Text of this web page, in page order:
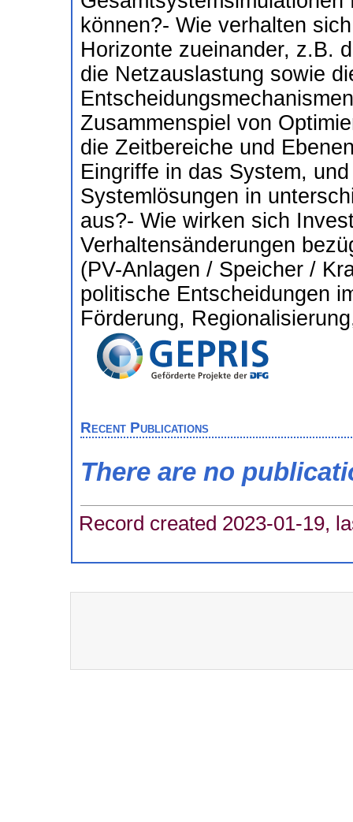
können?- Wie verhalten
Horizonte zueinander, z.B.
die Netzauslastung sowie
Zusammenspiel von
die Zeitbereiche und
Eingriffe in das System,
Systemlösungen in
aus?- Wie wirken sich
Verhaltensänderungen
(PV-Anlagen / Speicher /
politische Entscheidungen
Förderung,
Recent Publications
There are no
Record created 2023-01-19,